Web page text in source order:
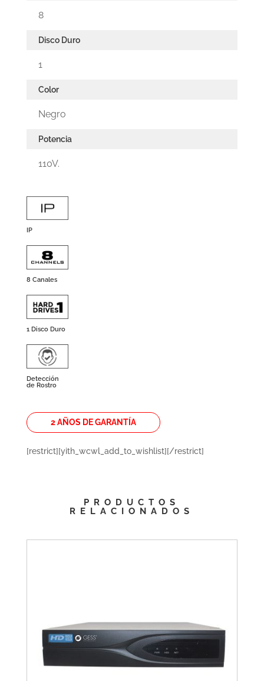
8
Disco Duro
1
Color
Negro
Potencia
110V.
IP
8 Canales
1 Disco Duro
Detección
de Rostro
2 AÑOS DE GARANTÍA
[restrict][yith_wcwl_add_to_wishlist][/restrict]
PRODUCTOS
RELACIONADOS